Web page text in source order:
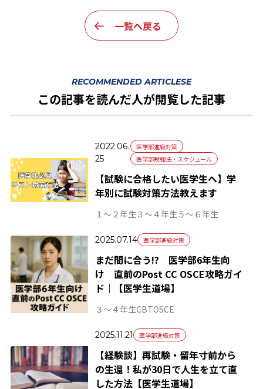
一覧へ戻る
RECOMMENDED ARTICLESE
この記事を読んだ人が閲覧した記事
2022.06.
25
医学部進級対策
医学部勉強法・スケジュール
【試験に合格したい医学生へ】学
年別に試験対策方法教えます
１～２年生３～４年生５～６年生
2025.07.14 医学部進級対策
まだ間に合う!? 医学部6年生向
け 直前のPost CC OSCE攻略ガイ
ド｜【医学生道場】
３～４年生CBTOSCE
2025.11.21 医学部進級対策
【経験談】再試験・留年寸前から
の生還！私が30日で人生を立て直
した方法【医学生道場】